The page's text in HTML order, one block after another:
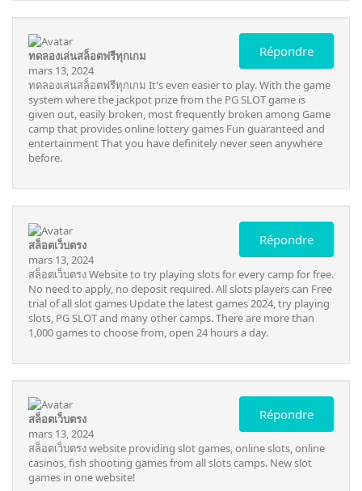
Répondre
ทดลองเล่นสล็อตฟรีทุกเกม
mars 13, 2024
ทดลองเล่นสล็อตฟรีทุกเกม It's even easier to play. With the game
system where the jackpot prize from the PG SLOT game is
given out, easily broken, most frequently broken among Game
camp that provides online lottery games Fun guaranteed and
entertainment That you have definitely never seen anywhere
before.
Répondre
สล็อตเว็บตรง
mars 13, 2024
สล็อตเว็บตรงWebsite to try playing slots for every camp for free.
No need to apply, no deposit required. All slots players can Free
trial of all slot games Update the latest games 2024, try playing
slots, PG SLOT and many other camps. There are more than
1,000 games to choose from, open 24 hours a day.
Répondre
สล็อตเว็บตรง
mars 13, 2024
สล็อตเว็บตรงwebsite providing slot games, online slots, online
casinos, fish shooting games from all slots camps. New slot
games in one website!